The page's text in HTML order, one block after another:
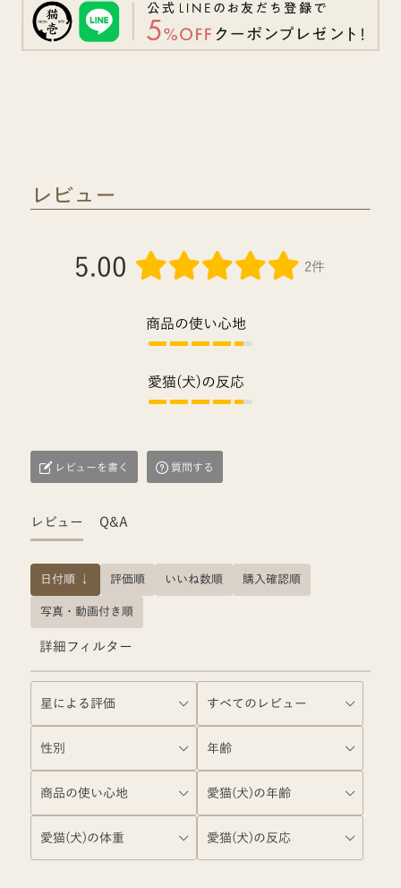
レビュー
5.00 2件
商品の使い心地
愛猫(犬)の反応
レビューを書く 質問する
レビュー Q&A
詳細フィルター
日付順 ↓ 評価順 いいね数順 購入確認順
写真・動画付き順